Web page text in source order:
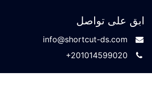
ابق على تواصل
info@shortcut-ds.com
+​2010145​99020